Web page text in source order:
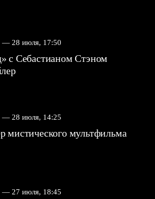
— 28 июля, 17:50
с Себастианом Стэном
— 28 июля, 14:25
мистического мультфильма
— 27 июля, 18:45